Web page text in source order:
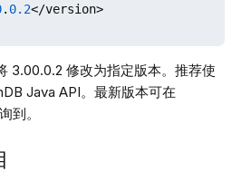
. 0.2</version>
3.00.0.2 修改为指定版本。推荐使
Java API。最新版本可在
到。